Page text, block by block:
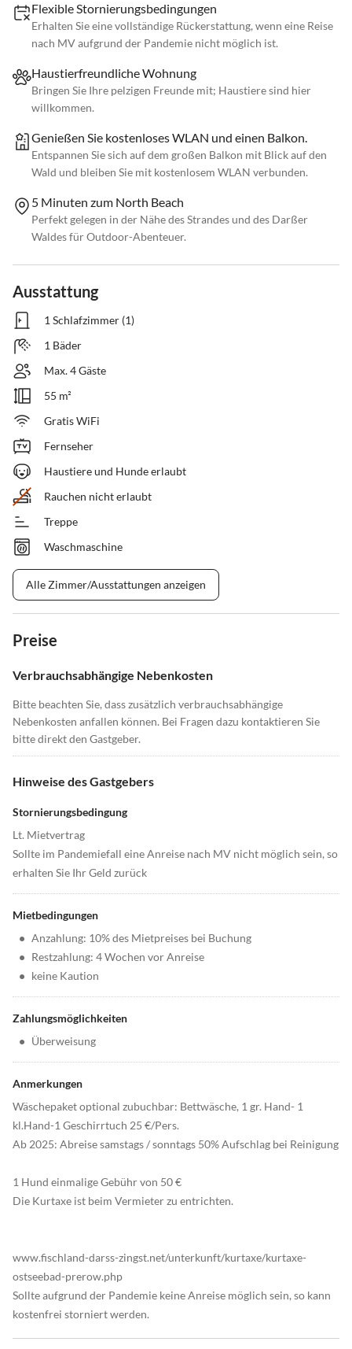
Flexible Stornierungsbedingungen
Erhalten Sie eine vollständige Rückerstattung, wenn eine Reise
nach MV aufgrund der Pandemie nicht möglich ist.
Haustierfreundliche Wohnung
Bringen Sie Ihre pelzigen Freunde mit; Haustiere sind hier
willkommen.
Genießen Sie kostenloses WLAN und einen Balkon.
Entspannen Sie sich auf dem großen Balkon mit Blick auf den
Wald und bleiben Sie mit kostenlosem WLAN verbunden.
5 Minuten zum North Beach
Perfekt gelegen in der Nähe des Strandes und des Darßer
Waldes für Outdoor-Abenteuer.
Ausstattung
1 Schlafzimmer (1)
1 Bäder
Max. 4 Gäste
55 m²
Gratis WiFi
Fernseher
Haustiere und Hunde erlaubt
Rauchen nicht erlaubt
Treppe
Waschmaschine
Alle Zimmer/Ausstattungen anzeigen
Preise
Verbrauchsabhängige Nebenkosten
Bitte beachten Sie, dass zusätzlich verbrauchsabhängige
Nebenkosten anfallen können. Bei Fragen dazu kontaktieren Sie
bitte direkt den Gastgeber.
Hinweise des Gastgebers
Stornierungsbedingung
Lt. Mietvertrag
Sollte im Pandemiefall eine Anreise nach MV nicht möglich sein, so
erhalten Sie Ihr Geld zurück
Mietbedingungen
• Anzahlung: 10% des Mietpreises bei Buchung
• Restzahlung: 4 Wochen vor Anreise
• keine Kaution
Zahlungsmöglichkeiten
• Überweisung
Anmerkungen
Wäschepaket optional zubuchbar: Bettwäsche, 1 gr. Hand- 1
kl.Hand-1 Geschirrtuch 25 €/Pers.
Ab 2025: Abreise samstags / sonntags 50% Aufschlag bei Reinigung
1 Hund einmalige Gebühr von 50 €
Die Kurtaxe ist beim Vermieter zu entrichten.
www.fischland-darss-zingst.net/unterkunft/kurtaxe/kurtaxe-
ostseebad-prerow.php
Sollte aufgrund der Pandemie keine Anreise möglich sein, so kann
kostenfrei storniert werden.